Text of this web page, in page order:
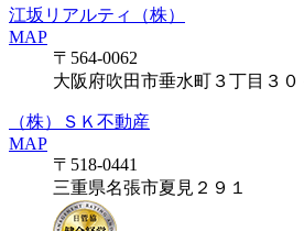
江坂リアルティ（株）
MAP
〒564-0062
大阪府吹田市垂水町３丁目３０
（株）ＳＫ不動産
MAP
〒518-0441
三重県名張市夏見２９１